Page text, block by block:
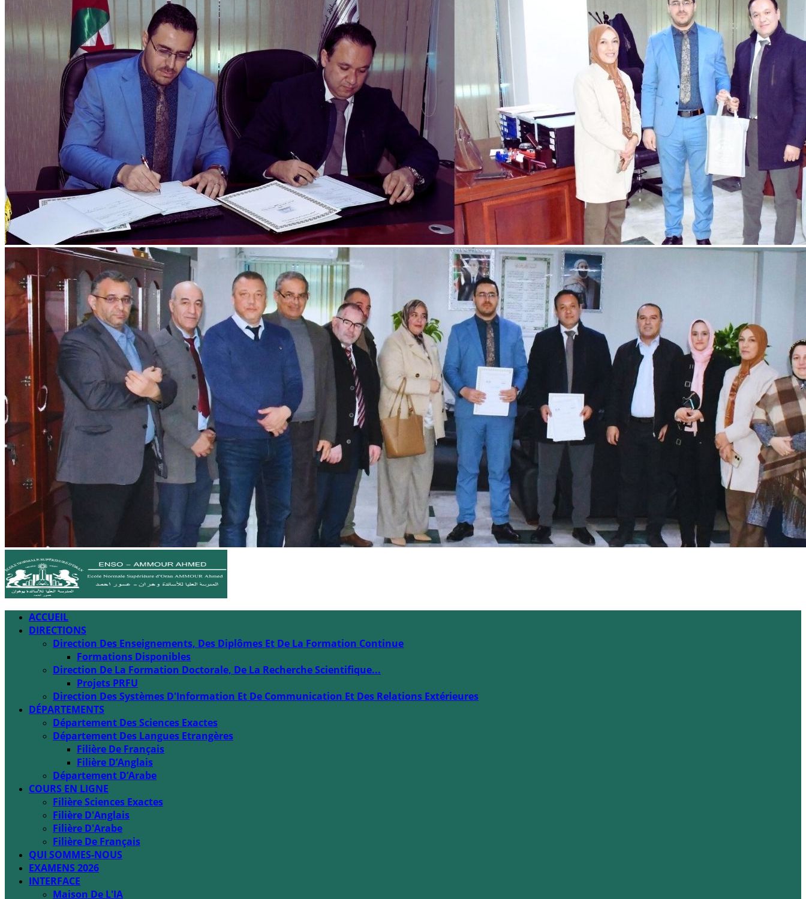
ACCUEIL
DIRECTIONS
Direction Des Enseignements, Des Diplômes Et De La Formation Continue
Formations Disponibles
Direction De La Formation Doctorale, De La Recherche Scientifique...
Projets PRFU
Direction Des Systèmes D'Information Et De Communication Et Des Relations Extérieures
DÉPARTEMENTS
Département Des Sciences Exactes
Département Des Langues Etrangères
Filière De Français
Filière D’Anglais
Département D’Arabe
COURS EN LIGNE
Filière Sciences Exactes
Filière D'Anglais
Filière D'Arabe
Filière De Français
QUI SOMMES-NOUS
EXAMENS 2026
INTERFACE
Maison De L'IA